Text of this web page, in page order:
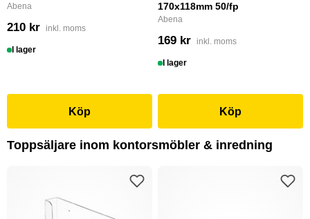
Abena
210 kr inkl. moms
I lager
Köp
170x118mm 50/fp
Abena
169 kr inkl. moms
I lager
Köp
Toppsäljare inom kontorsmöbler & inredning